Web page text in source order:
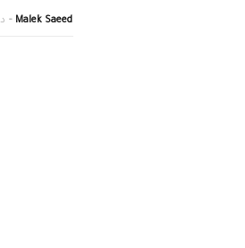
Malek Saeed